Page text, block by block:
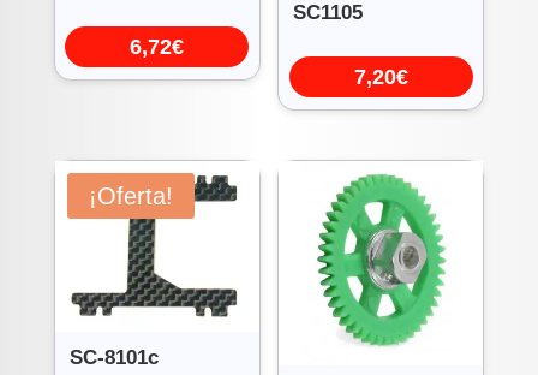
6,72€
SC1105
7,20€
¡Oferta!
SC-8101c